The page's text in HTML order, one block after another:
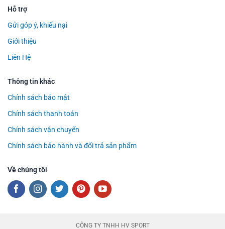
Hỗ trợ
Gửi góp ý, khiếu nại
Giới thiệu
Liên Hệ
Thông tin khác
Chính sách bảo mật
Chính sách thanh toán
Chính sách vận chuyển
Chính sách bảo hành và đổi trả sản phẩm
Về chúng tôi
CÔNG TY TNHH HV SPORT